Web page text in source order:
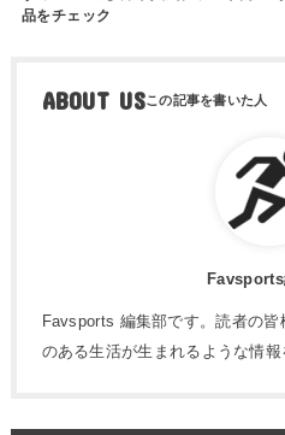
品をチェック
ABOUT US
Favsports 編集部です。読者の
のある生活が生まれるような情報